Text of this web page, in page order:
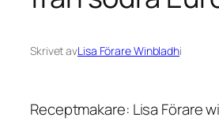
Skrivet avLisa Förare Winbladhi
Receptmakare: Lisa Förare